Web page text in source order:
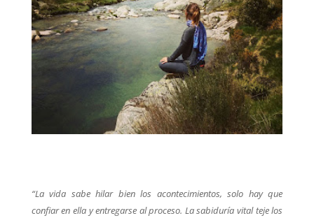
“La vida sabe hilar bien los acontecimientos, solo hay que
confiar en ella y entregarse al proceso. La sabiduría vital teje los